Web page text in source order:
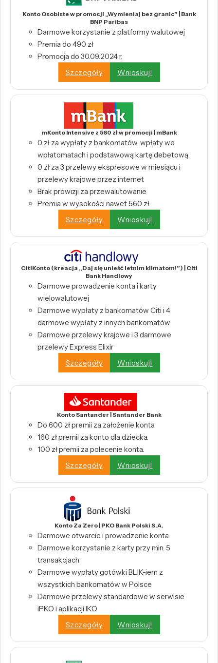
Konto Osobiste w promocji „Wymieniaj bez granic” | Bank
BNP Paribas
Darmowe korzystanie z platformy walutowej
Premia do 490 zł
Promocja do 30.09.2024 r.
Szczegóły
Wnioskuj!
mKonto Intensive z 560 zł w promocji | mBank
0 zł za wypłaty z bankomatów, wpłaty we
wpłatomatach i podstawową kartę debetową
0 zł za 3 przelewy ekspresowe w miesiącu i
przelewy krajowe przez internet
Brak prowizji za przewalutowanie
Premia w wysokości nawet 560 zł
Szczegóły
Wnioskuj!
CitiKonto (kreacja „Daj się unieść letnim klimatom!”) | Citi
Bank Handlowy
Darmowe prowadzenie konta i karty
wielowalutowej
Darmowe wypłaty z bankomatów Citi i 4
darmowe wypłaty z innych bankomatów
Darmowe przelewy krajowe i 3 darmowe
przelewy Express Elixir
Szczegóły
Wnioskuj!
Konto Santander | Santander Bank
Do 600 zł premii za założenie konta.
160 zł premii za konto dla dziecka.
100 zł premii za polecenie konta.
Szczegóły
Wnioskuj!
Konto Za Zero | PKO Bank Polski S.A.
Darmowe otwarcie i prowadzenie konta
Darmowe korzystanie z karty przy min. 5
transakcjach
Darmowe wypłaty gotówki BLIK-iem z
wszystkich bankomatów w Polsce
Darmowe przelewy standardowe w serwisie
iPKO i aplikacji IKO
Szczegóły
Wnioskuj!